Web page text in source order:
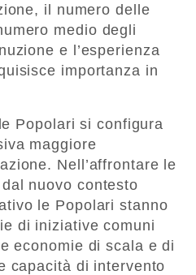
il numero delle
medio degli
e l’esperienza
importanza in
Popolari si configura
maggiore
Nell’affrontare le
nuovo contesto
le Popolari stanno
di iniziative comuni
economie di scala e di
capacità di intervento